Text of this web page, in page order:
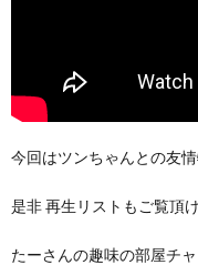
今回はツンちゃんとの友
是非 再生リストもご覧頂
たーさんの趣味の部屋チ